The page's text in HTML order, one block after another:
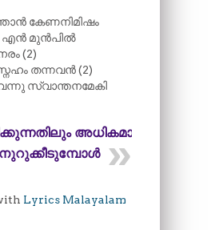
കേണനിമിഷം
എൻ മുൻപിൽ
(2)
തന്നവൻ (2)
സ്വാന്തനമേകി
അധികമായ്
നുറുക്കീടുമ്പോൾ
Lyrics Malayalam